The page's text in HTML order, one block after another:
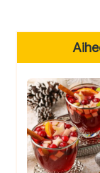
Primary
Sidebar